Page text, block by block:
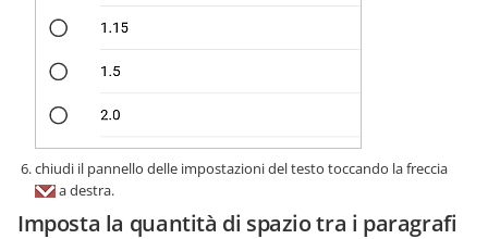
chiudi il pannello delle impostazioni del testo toccando la freccia
a destra.
Imposta la quantità di spazio tra i paragrafi